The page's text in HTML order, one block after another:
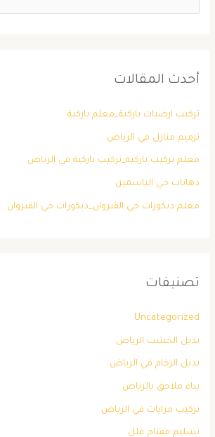
أحدث المقالات
تركيب ارضيات باركية_معلم باركية
ترميم منازل في الرياض
معلم تركيب باركية_تركيب باركية في الرياض
دهانات حي الياسمين
معلم ديكورات حي القيروان_ديكورات حي القيروان
تصنيفات
Uncategorized
بديل الخشب الرياض
بديل الرخام في الرياض
بناء ملاحق بالرياض
تركيب مرايات في الرياض
تسليم مفتاح فلل